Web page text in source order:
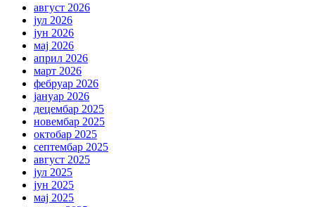
август 2026
јул 2026
јун 2026
мај 2026
април 2026
март 2026
фебруар 2026
јануар 2026
децембар 2025
новембар 2025
октобар 2025
септембар 2025
август 2025
јул 2025
јун 2025
мај 2025